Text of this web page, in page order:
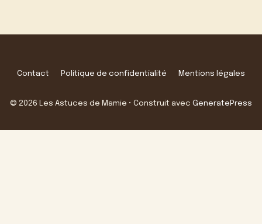
Contact Politique de confidentialité Mentions légales
© 2026 Les Astuces de Mamie • Construit avec GeneratePress